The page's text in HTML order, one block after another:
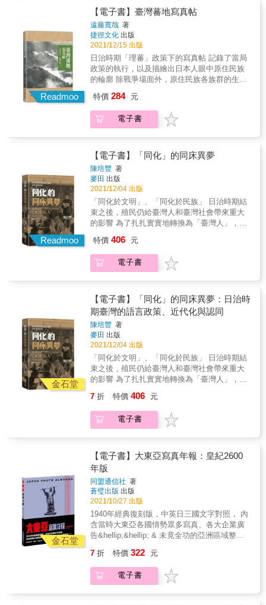
下來的石佛遭逢什麼樣的際遇？ 這些日本佛教
元素如何與臺灣信仰相容並「共處一室」？臺
灣人又是如何看待前政權的諸神？衝突與融
合？ & 拜拜的人不在乎眼前所求的神祇原是日
本籍，他們拿香拜拜、用擲筊溝通、打造金牌
酬謝，也用臺語對著日本諸神訴說內心的憂愁
與感恩。 & 書寫日治時期日本佛教諸神以身相
守，具像留在臺灣守護台灣人；重視歷史情感
的臺灣人，成了日本諸神的守護者，表現臺灣
民間對信仰的包容與變通。 & 看見臺北的「弘
法大師」、湯守觀音與石佛，跨越百年時間，
之於臺北的珍貴價值！ & 第一本詳細尋訪臺北
交織與互動。 日治時期「五年理蕃計畫」試圖
將原住民族臣服於帝國統治，卻也因緣際會讓
戰爭攝影師遠藤寬哉記錄下帝國與原住民族征
戰對抗的景況。 透過張張老照片，讓我們再次
凝眸歷史瞬間。 1910年，臺灣總督府實行「五
年理蕃計畫」（1910-1914），試圖將帝國的勢
力擴張到原住民族領域，首當其衝對臺灣北部
深山Gogan泰雅族群掀起戰爭序幕。 在當時被
譽為「臺灣第一寫真師」的日人攝影師遠藤寬
督府所託，擔任對原住民族戰役的戰地攝影
師。從此，他奔走於北臺灣高山地區戰鬥前
線，從高山叢林到斷崖峭壁，記錄下戰爭時刻
與當中的大小人物。 宜蘭、桃園、新竹，日方
的警察、軍隊、築路工兵、人夫所處艱險環
境，以及交戰對象原住民族人的生活樣態、山
林環境，遠藤寬哉的攝影鏡頭瞄準了激烈血戰
下的一景一刻。 於百多年後的臺灣而言，此本
寫真集無疑是珍貴的史料，讓當代讀者能透過
張張照片建構出時代景象，浸潤在歷史片刻
中。
Readmoo
【電子書】臺灣蕃地寫真帖
遠藤寬哉 著
捷徑文化 出版
2021/12/15 出版
日治時期「理蕃」政策下的寫真帖 記錄了當局
政策的執行，以及描繪出日本人眼中原住民族
的輪廓 除戰爭場面外，原住民族各族群的生活
擊，新式教育下的蕃童教育所、農業技術的授
與等景況 亦在寫真帖中幅幅呈現 寫真帖，為時
代留下最為深切的記錄與視角 戰地攝影師遠
族間的交戰實景，以及原住民族文化傳統。 百
年前的原住民出草、宗教、婚姻等是怎麼樣的
景況，讓我們一同翻閱這時代篇章。 1895年攝
影師遠藤寬哉隨日軍來臺，並擔任對原住民族
戰役的戰地攝影師。相繼出版《蕃匪討伐紀念
寫真帖》與《臺灣蕃地寫真帖》兩本關於日本
軍警與原住民族交戰互動之寫真集。 從1907年
臺灣北部高山的插天山戰役，到1912年中部白
姑大山的戰役，《臺灣蕃地寫真帖》記錄前線
外，亦描繪出在高山峻嶺、懸崖峭壁，與洶湧
溪流下，兵士的苦戰與死傷。 照片場景突顯原
住民族捍衛部落家園的堅毅與韌性，呈現原住
民各族群豐富的生活樣態與文化傳統，以及追
求發展、接受教育和農業技術授與。 縱使他者
的文字與圖像，仍可拼湊百年前的時代景象，
細細思索原住民族群在臺灣歷史發展中的主體
性。
特價 284 元
電子書
Readmoo
【電子書】「同化」的同床異夢
陳培豐 著
麥田 出版
2021/12/04 出版
「同化於文明」、「同化於民族」 日治時期結
束之後，殖民仍給臺灣人和臺灣社會帶來重大
的影響 為了扎扎實實地轉換為「臺灣人」，我
歷史意義。 & 本書主要是透過日治時期「同
化」教育的分析──有關近代化論述和實際政策
內容，以及統治者和被統治者之間的互動關係
本的政治文化，臺灣的國語「同化」教育中含
有相當程度的近代性，以及日本獨特的精神文
化。而根據「國體論」，臺灣人取得平等待遇
的條件取決於「同化」教育的程度。因此為了
爭取平等待遇，臺灣人以選擇性、自律性的態
度積極去接受「同化」中的近代化，應該不是
妥協而是一種「以接受作為抵抗」的抵殖民。
因為如此對應「同化」的方式，必然會壓縮到
殖民差別統治的正當性，或動搖到「國體
論」。 跳脫出「漢賊不兩立」的傳統抵抗觀，
明這個議題，與統治者之間產生賦與、接受、
希求、拒絕、自立、抑止的複雜互動。在這個
互動過程中，統治者被迫不斷的調整其「同
作為抵抗」的歷程中，臺灣人以機巧的抵抗方
式達成了近代化。 不過臺灣人利用「同化」教
育強烈追求近代文明的態度，相對的淡化了其
保存或強調傳統文化的意願和形象。而透過如
此的抵殖民過程和經驗，所形構出的漢民族共
同體「想像」，成為戰後臺灣人認同意識的特
質與基礎。 &
特價 406 元
電子書
金石堂
【電子書】「同化」的同床異夢：日治時
期臺灣的語言政策、近代化與認同
陳培豐 著
麥田 出版
2021/12/04 出版
「同化於文明」、「同化於民族」 日治時期結
束之後，殖民仍給臺灣人和臺灣社會帶來重大
的影響 為了扎扎實實地轉換為「臺灣人」，我
歷史意義。 & 本書主要是透過日治時期「同
化」教育的分析──有關近代化論述和實際政策
內容，以及統治者和被統治者之間的互動關係
本的政治文化，臺灣的國語「同化」教育中含
有相當程度的近代性，以及日本獨特的精神文
化。而根據「國體論」，臺灣人取得平等待遇
的條件取決於「同化」教育的程度。因此為了
爭取平等待遇，臺灣人以選擇性、自律性的態
度積極去接受「同化」中的近代化，應該不是
妥協而是一種「以接受作為抵抗」的抵殖民。
因為如此對應「同化」的方式，必然會壓縮到
殖民差別統治的正當性，或動搖到「國體
論」。 跳脫出「漢賊不兩立」的傳統抵抗觀，
明這個議題，與統治者之間產生賦與、接受、
希求、拒絕、自立、抑止的複雜互動。在這個
互動過程中，統治者被迫不斷的調整其「同
7 折 特價 406 元
電子書
金石堂
【電子書】大東亞寫真年報：皇紀2600
年版
同盟通信社 著
蒼璧出版 出版
2021/10/27 出版
1940年經典復刻版，中英日三國文字對照， 內
含當時大東亞各國情勢眾多寫真、各大企業廣
告&hellip;&hellip; & 未竟全功的亞洲區域整合
年版》由同盟通信社為紀念「大東亞戰爭」兩
週年赫赫戰果而發行。雖因終戰，由日本整合
帶領的「大東亞共榮圈」理想戛然而止，但是
7 折 特價 322 元
電子書